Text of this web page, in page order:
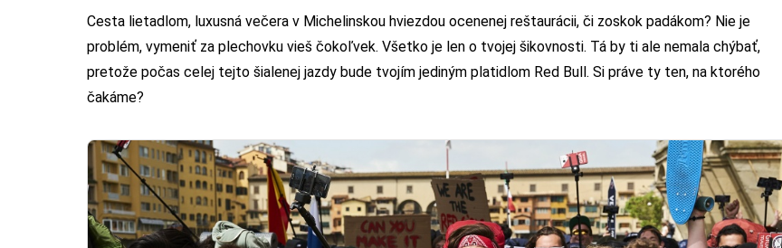
Cesta lietadlom, luxusná večera v Michelinskou hviezdou ocenenej reštaurácii, či zoskok padákom? Nie je
problém, vymeniť za plechovku vieš čokoľvek. Všetko je len o tvojej šikovnosti. Tá by ti ale nemala chýbať,
pretože počas celej tejto šialenej jazdy bude tvojím jediným platidlom Red Bull. Si práve ty ten, na ktorého
čakáme?